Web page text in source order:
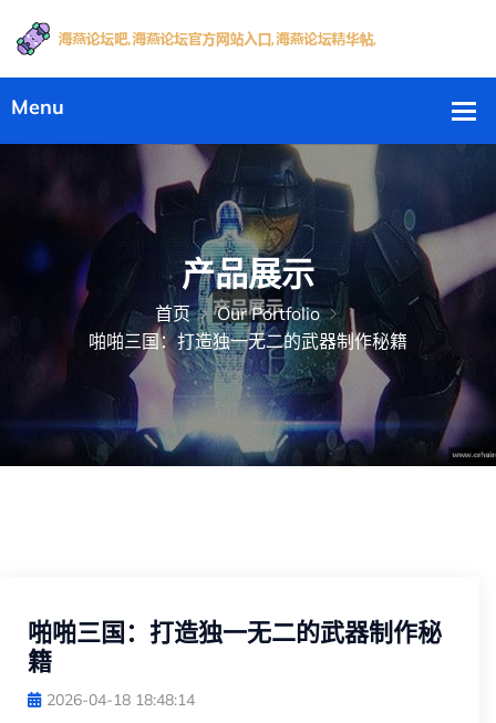
产品展示
首页
Our Portfolio
啪啪三国：打造独一无二的武器制作秘籍
啪啪三国：打造独一无二的武器制作秘
籍
2026-04-18 18:48:14